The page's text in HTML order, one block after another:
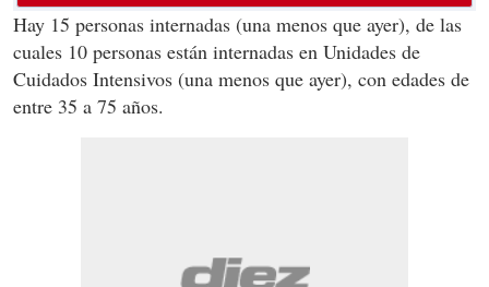
Hay 15 personas internadas (una menos que ayer), de las
cuales 10 personas están internadas en Unidades de
Cuidados Intensivos (una menos que ayer), con edades de
entre 35 a 75 años.